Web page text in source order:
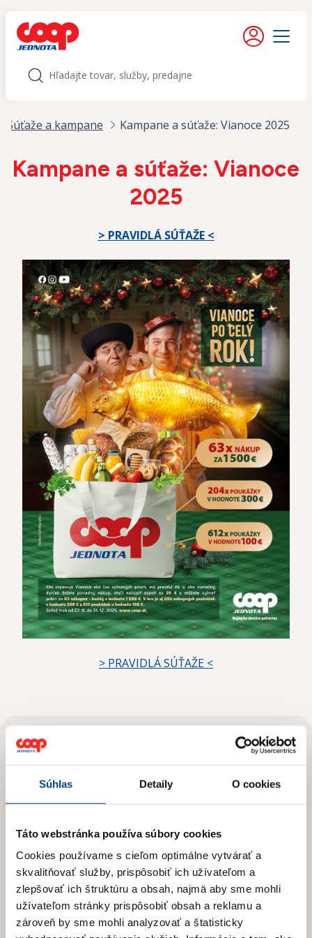
Súhlas Detaily O cookies
Táto webstránka používa súbory cookies
Cookies používame s cieľom optimálne vytvárať a
skvalitňovať služby, prispôsobiť ich užívateľom a
zlepšovať ich štruktúru a obsah, najmä aby sme mohli
užívateľom stránky prispôsobiť obsah a reklamu a
zároveň by sme mohli analyzovať a štatisticky
Moje konto
Menu
Hľadať
Súťaže a kampane Kampane a súťaže: Vianoce 2025
Kampane a súťaže: Vianoce
2025
> PRAVIDLÁ SÚŤAŽE <
> PRAVIDLÁ SÚŤAŽE <
Novinky
Prihláste sa na odber newslettera
a získajte prehľad o našich novinkách
a aktuálnych zľavách.